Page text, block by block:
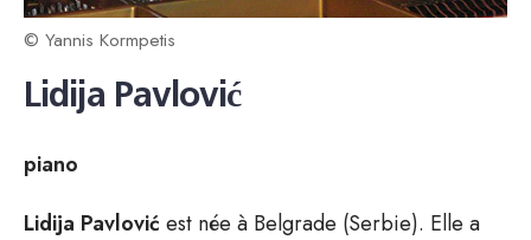
© Yannis Kormpetis
Lidija Pavlović
piano
Lidija Pavlović est née à Belgrade (Serbie). Elle a